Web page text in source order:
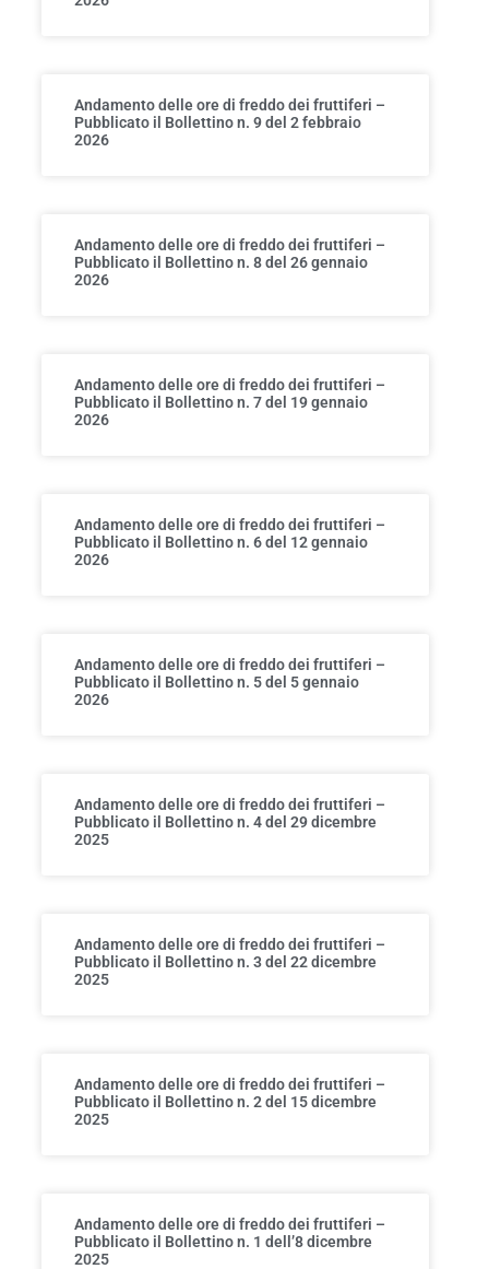
Andamento delle ore di freddo dei fruttiferi –
Pubblicato il Bollettino n. 9 del 2 febbraio
2026
Andamento delle ore di freddo dei fruttiferi –
Pubblicato il Bollettino n. 8 del 26 gennaio
2026
Andamento delle ore di freddo dei fruttiferi –
Pubblicato il Bollettino n. 7 del 19 gennaio
2026
Andamento delle ore di freddo dei fruttiferi –
Pubblicato il Bollettino n. 6 del 12 gennaio
2026
Andamento delle ore di freddo dei fruttiferi –
Pubblicato il Bollettino n. 5 del 5 gennaio
2026
Andamento delle ore di freddo dei fruttiferi –
Pubblicato il Bollettino n. 4 del 29 dicembre
2025
Andamento delle ore di freddo dei fruttiferi –
Pubblicato il Bollettino n. 3 del 22 dicembre
2025
Andamento delle ore di freddo dei fruttiferi –
Pubblicato il Bollettino n. 2 del 15 dicembre
2025
Andamento delle ore di freddo dei fruttiferi –
Pubblicato il Bollettino n. 1 dell’8 dicembre
2025